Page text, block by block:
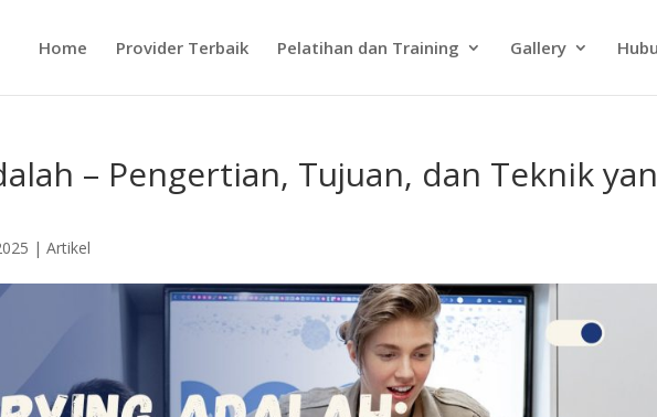
Home Provider Terbaik Pelatihan dan Training Gallery
– Pengertian, Tujuan, dan Teknik
| Artikel